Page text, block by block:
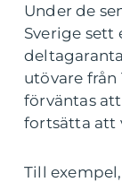
Under de
Sverige sett
utövare från
förväntas
fortsätta att
Till